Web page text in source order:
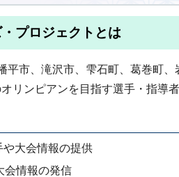
プロジェクトとは
平市、滝沢市、雫石町、葛巻町
リンピアンを目指す選手・指導
大会情報の提供
会情報の発信